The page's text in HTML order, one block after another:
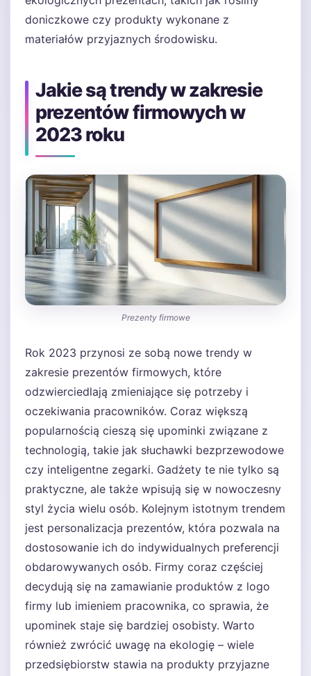
doniczkowe czy produkty wykonane z
materiałów przyjaznych środowisku.
Jakie są trendy w zakresie
prezentów firmowych w
2023 roku
Prezenty firmowe
Rok 2023 przynosi ze sobą nowe trendy w
zakresie prezentów firmowych, które
odzwierciedlają zmieniające się potrzeby i
oczekiwania pracowników. Coraz większą
popularnością cieszą się upominki związane z
technologią, takie jak słuchawki bezprzewodowe
czy inteligentne zegarki. Gadżety te nie tylko są
praktyczne, ale także wpisują się w nowoczesny
styl życia wielu osób. Kolejnym istotnym trendem
jest personalizacja prezentów, która pozwala na
dostosowanie ich do indywidualnych preferencji
obdarowywanych osób. Firmy coraz częściej
decydują się na zamawianie produktów z logo
firmy lub imieniem pracownika, co sprawia, że
upominek staje się bardziej osobisty. Warto
również zwrócić uwagę na ekologię – wiele
przedsiębiorstw stawia na produkty przyjazne